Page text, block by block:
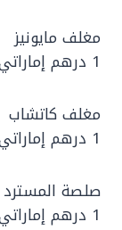
مغلف مايونيز
1 درهم إماراتي
مغلف كاتشاب
1 درهم إماراتي
صلصة المسترد
1 درهم إماراتي